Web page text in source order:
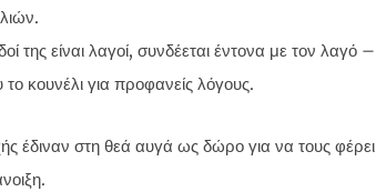
της είναι λαγοί, συνδέεται έντονα με τον λαγό –
κουνέλι για προφανείς λόγους.
έδιναν στη θεά αυγά ως δώρο για να τους φέρει